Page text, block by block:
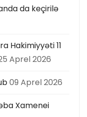
da keçirilə
Hakimiyyəti 11
Aprel 2026
09 Aprel 2026
Xamenei